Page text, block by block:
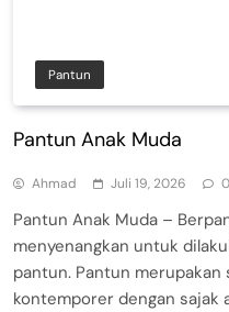
Pantun
Pantun Anak Muda
Ahmad Juli 19, 2026 0
Pantun Anak Muda –
menyenangkan untuk
pantun. Pantun
kontemporer dengan